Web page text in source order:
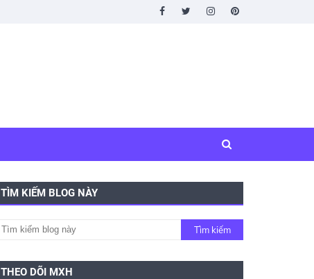
TÌM KIẾM BLOG NÀY
THEO DÕI MXH